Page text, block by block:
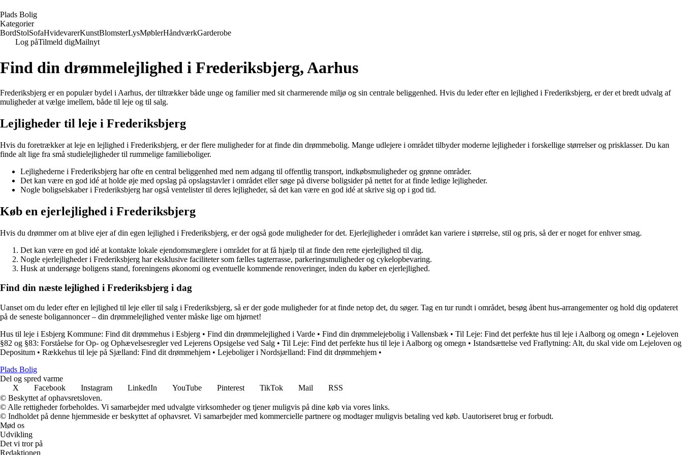
Plads Bolig
Kategorier
BordStolSofaHvidevarerKunstBlomsterLysMøblerHåndværkGarderobe
Log påTilmeld digMailnyt
Find din drømmelejlighed i Frederiksbjerg, Aarhus
Frederiksbjerg er en populær bydel i Aarhus, der tiltrækker både unge og familier med sit charmerende miljø og sin centrale beliggenhed. Hvis du leder efter en lejlighed i Frederiksbjerg, er der et bredt udvalg af
muligheder at vælge imellem, både til leje og til salg.
Lejligheder til leje i Frederiksbjerg
Hvis du foretrækker at leje en lejlighed i Frederiksbjerg, er der flere muligheder for at finde din drømmebolig. Mange udlejere i området tilbyder moderne lejligheder i forskellige størrelser og prisklasser. Du kan
finde alt lige fra små studielejligheder til rummelige familieboliger.
Lejlighederne i Frederiksbjerg har ofte en central beliggenhed med nem adgang til offentlig transport, indkøbsmuligheder og grønne områder.
Det kan være en god idé at holde øje med opslag på opslagstavler i området eller søge på diverse boligsider på nettet for at finde ledige lejligheder.
Nogle boligselskaber i Frederiksbjerg har også ventelister til deres lejligheder, så det kan være en god idé at skrive sig op i god tid.
Køb en ejerlejlighed i Frederiksbjerg
Hvis du drømmer om at blive ejer af din egen lejlighed i Frederiksbjerg, er der også gode muligheder for det. Ejerlejligheder i området kan variere i størrelse, stil og pris, så der er noget for enhver smag.
Det kan være en god idé at kontakte lokale ejendomsmæglere i området for at få hjælp til at finde den rette ejerlejlighed til dig.
Nogle ejerlejligheder i Frederiksbjerg har eksklusive faciliteter som fælles tagterrasse, parkeringsmuligheder og cykelopbevaring.
Husk at undersøge boligens stand, foreningens økonomi og eventuelle kommende renoveringer, inden du køber en ejerlejlighed.
Find din næste lejlighed i Frederiksbjerg i dag
Uanset om du leder efter en lejlighed til leje eller til salg i Frederiksbjerg, så er der gode muligheder for at finde netop det, du søger. Tag en tur rundt i området, besøg åbent hus-arrangementer og hold dig opdateret
på de seneste boligannoncer – din drømmelejlighed venter måske lige om hjørnet!
Hus til leje i Esbjerg Kommune: Find dit drømmehus i Esbjerg • Find din drømmelejlighed i Varde • Find din drømmelejebolig i Vallensbæk • Til Leje: Find det perfekte hus til leje i Aalborg og omegn • Lejeloven
§82 og §83: Forståelse for Op- og Ophævelsesregler ved Lejerens Opsigelse ved Salg • Til Leje: Find det perfekte hus til leje i Aalborg og omegn • Istandsættelse ved Fraflytning: Alt, du skal vide om Lejeloven og
Depositum • Rækkehus til leje på Sjælland: Find dit drømmehjem • Lejeboliger i Nordsjælland: Find dit drømmehjem •
Plads Bolig
Del og spred varme
X
Facebook Instagram LinkedIn YouTube Pinterest TikTok Mail
RSS
© Beskyttet af ophavsretsloven.
© Alle rettigheder forbeholdes. Vi samarbejder med udvalgte virksomheder og tjener muligvis på dine køb via vores links.
© Indholdet på denne hjemmeside er beskyttet af ophavsret. Vi samarbejder med kommercielle partnere og modtager muligvis betaling ved køb. Uautoriseret brug er forbudt.
Mød os
Udvikling
Det vi tror på
Redaktionen